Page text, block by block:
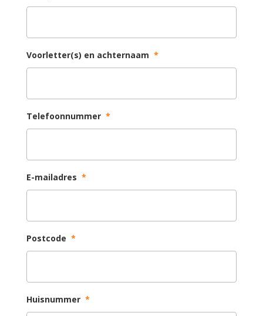
Voorletter(s) en achternaam *
Telefoonnummer *
E-mailadres *
Postcode *
Huisnummer *